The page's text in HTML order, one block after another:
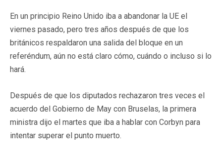
En un principio Reino Unido iba a abandonar la UE el
viernes pasado, pero tres años después de que los
británicos respaldaron una salida del bloque en un
referéndum, aún no está claro cómo, cuándo o incluso si lo
hará.
Después de que los diputados rechazaron tres veces el
acuerdo del Gobierno de May con Bruselas, la primera
ministra dijo el martes que iba a hablar con Corbyn para
intentar superar el punto muerto.